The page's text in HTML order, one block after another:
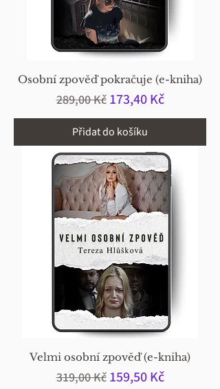
Osobní zpověď pokračuje (e-kniha)
Běžná cena
289,00 Kč Zvýhodněná cena
173,40 Kč
Přidat do košíku
Velmi osobní zpověď (e-kniha)
Běžná cena
319,00 Kč Zvýhodněná cena
159,50 Kč